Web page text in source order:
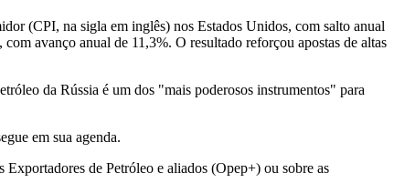
(CPI, na sigla em inglês) nos Estados Unidos, com salto anual
avanço anual de 11,3%. O resultado reforçou apostas de altas
da Rússia é um dos "mais poderosos instrumentos" para
em sua agenda.
de Petróleo e aliados (Opep+) ou sobre as